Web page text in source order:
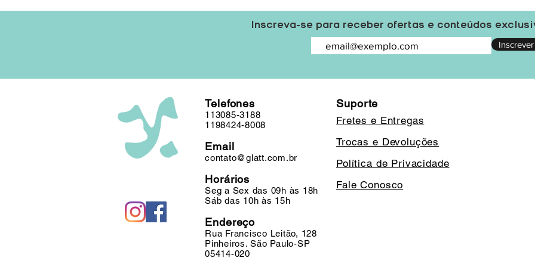
Inscreva-se para receber ofertas e conteúdos
Inscrever
Telefones
113085-3188
1198424-8008
Email
contato@glatt.com.br
Horários
Seg a Sex das 09h às 18h
Sáb das 10h às 15h
Endereço
Rua Francisco Leitão, 128
Pinheiros. São Paulo-SP
05414-020
Suporte
Fretes e Entregas
Trocas e Devoluções
Política de Privacidade
Fale Conosco